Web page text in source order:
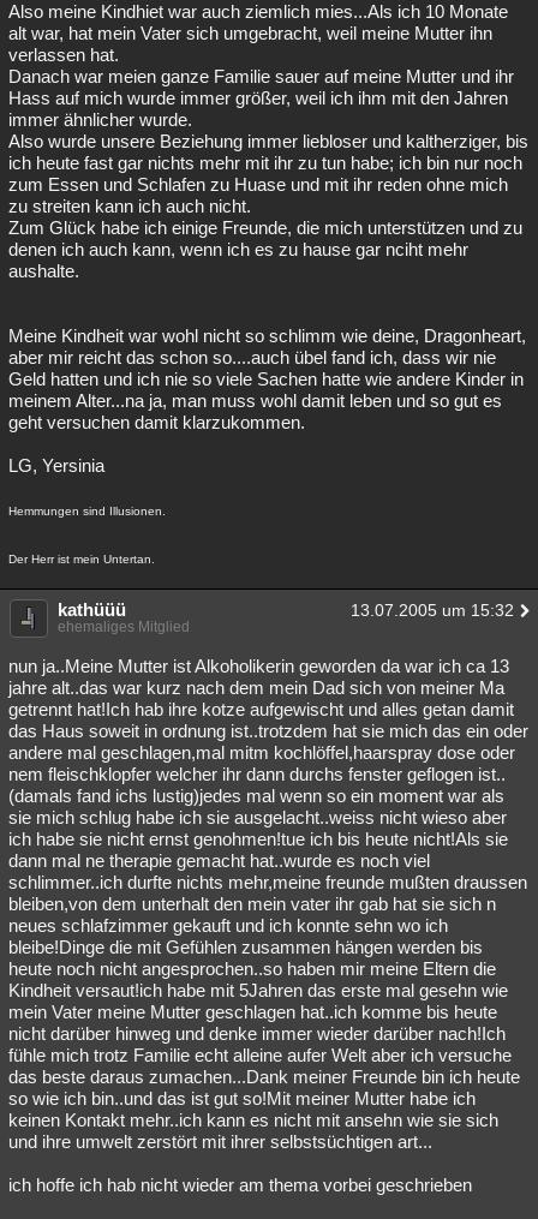
Also meine Kindhiet war auch ziemlich mies...Als ich 10 Monate
alt war, hat mein Vater sich umgebracht, weil meine Mutter ihn
verlassen hat.
Danach war meien ganze Familie sauer auf meine Mutter und ihr
Hass auf mich wurde immer größer, weil ich ihm mit den Jahren
immer ähnlicher wurde.
Also wurde unsere Beziehung immer liebloser und kaltherziger, bis
ich heute fast gar nichts mehr mit ihr zu tun habe; ich bin nur noch
zum Essen und Schlafen zu Huase und mit ihr reden ohne mich
zu streiten kann ich auch nicht.
Zum Glück habe ich einige Freunde, die mich unterstützen und zu
denen ich auch kann, wenn ich es zu hause gar nciht mehr
aushalte.
Meine Kindheit war wohl nicht so schlimm wie deine, Dragonheart,
aber mir reicht das schon so....auch übel fand ich, dass wir nie
Geld hatten und ich nie so viele Sachen hatte wie andere Kinder in
meinem Alter...na ja, man muss wohl damit leben und so gut es
geht versuchen damit klarzukommen.
LG, Yersinia
Hemmungen sind Illusionen.
Der Herr ist mein Untertan.
kathüüü 13.07.2005 um 15:32
ehemaliges Mitglied
nun ja..Meine Mutter ist Alkoholikerin geworden da war ich ca 13
jahre alt..das war kurz nach dem mein Dad sich von meiner Ma
getrennt hat!Ich hab ihre kotze aufgewischt und alles getan damit
das Haus soweit in ordnung ist..trotzdem hat sie mich das ein oder
andere mal geschlagen,mal mitm kochlöffel,haarspray dose oder
nem fleischklopfer welcher ihr dann durchs fenster geflogen ist..
(damals fand ichs lustig)jedes mal wenn so ein moment war als
sie mich schlug habe ich sie ausgelacht..weiss nicht wieso aber
ich habe sie nicht ernst genohmen!tue ich bis heute nicht!Als sie
dann mal ne therapie gemacht hat..wurde es noch viel
schlimmer..ich durfte nichts mehr,meine freunde mußten draussen
bleiben,von dem unterhalt den mein vater ihr gab hat sie sich n
neues schlafzimmer gekauft und ich konnte sehn wo ich
bleibe!Dinge die mit Gefühlen zusammen hängen werden bis
heute noch nicht angesprochen..so haben mir meine Eltern die
Kindheit versaut!ich habe mit 5Jahren das erste mal gesehn wie
mein Vater meine Mutter geschlagen hat..ich komme bis heute
nicht darüber hinweg und denke immer wieder darüber nach!Ich
fühle mich trotz Familie echt alleine aufer Welt aber ich versuche
das beste daraus zumachen...Dank meiner Freunde bin ich heute
so wie ich bin..und das ist gut so!Mit meiner Mutter habe ich
keinen Kontakt mehr..ich kann es nicht mit ansehn wie sie sich
und ihre umwelt zerstört mit ihrer selbstsüchtigen art...
ich hoffe ich hab nicht wieder am thema vorbei geschrieben